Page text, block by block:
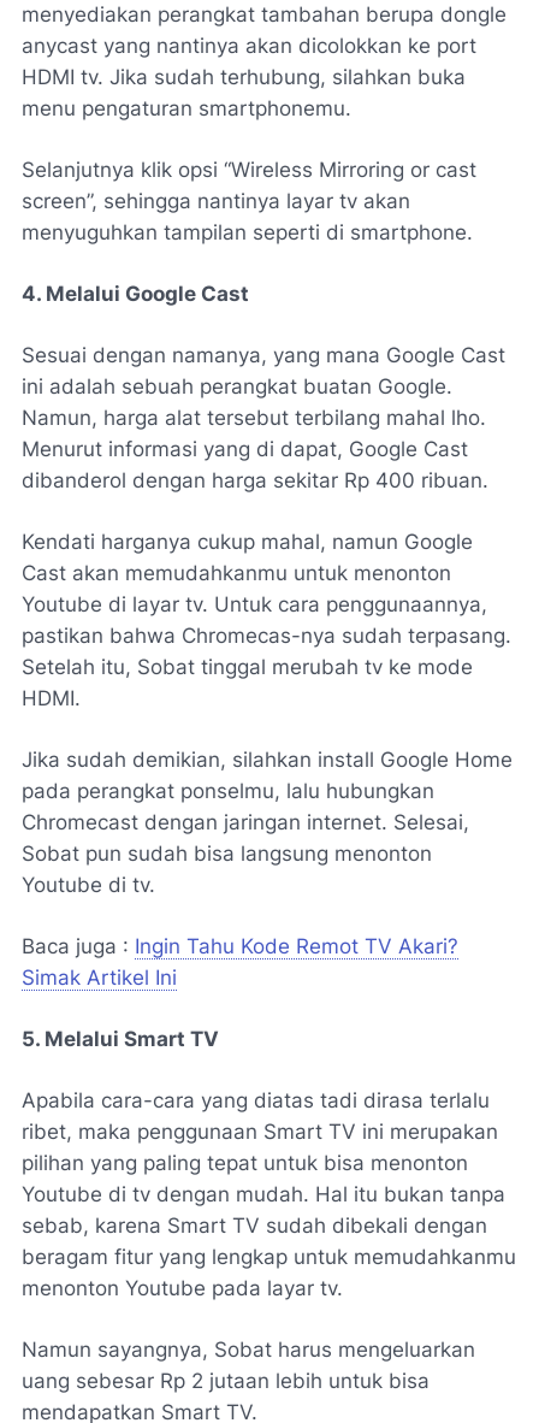
menyediakan perangkat tambahan berupa dongle
anycast yang nantinya akan dicolokkan ke port
HDMI tv. Jika sudah terhubung, silahkan buka
menu pengaturan smartphonemu.
Selanjutnya klik opsi “Wireless Mirroring or cast
screen”, sehingga nantinya layar tv akan
menyuguhkan tampilan seperti di smartphone.
4. Melalui Google Cast
Sesuai dengan namanya, yang mana Google Cast
ini adalah sebuah perangkat buatan Google.
Namun, harga alat tersebut terbilang mahal lho.
Menurut informasi yang di dapat, Google Cast
dibanderol dengan harga sekitar Rp 400 ribuan.
Kendati harganya cukup mahal, namun Google
Cast akan memudahkanmu untuk menonton
Youtube di layar tv. Untuk cara penggunaannya,
pastikan bahwa Chromecas-nya sudah terpasang.
Setelah itu, Sobat tinggal merubah tv ke mode
HDMI.
Jika sudah demikian, silahkan install Google Home
pada perangkat ponselmu, lalu hubungkan
Chromecast dengan jaringan internet. Selesai,
Sobat pun sudah bisa langsung menonton
Youtube di tv.
Baca juga : Ingin Tahu Kode Remot TV Akari?
Simak Artikel Ini
5. Melalui Smart TV
Apabila cara-cara yang diatas tadi dirasa terlalu
ribet, maka penggunaan Smart TV ini merupakan
pilihan yang paling tepat untuk bisa menonton
Youtube di tv dengan mudah. Hal itu bukan tanpa
sebab, karena Smart TV sudah dibekali dengan
beragam fitur yang lengkap untuk memudahkanmu
menonton Youtube pada layar tv.
Namun sayangnya, Sobat harus mengeluarkan
uang sebesar Rp 2 jutaan lebih untuk bisa
mendapatkan Smart TV.